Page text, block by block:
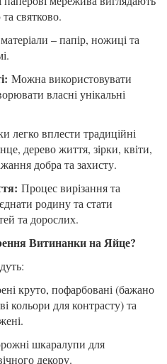
святково.
– папір, ножиці та
Можна використовувати
власні унікальні
легко вплести традиційні
дерево життя, зірки, квіти,
добра та захисту.
Процес вирізання та
родину та стати
та дорослих.
Витинанки на Яйце?
круто, пофарбовані (бажано
кольори для контрасту) та
шкаралупи для
декору.